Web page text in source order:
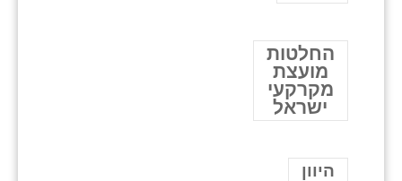
החלטות
מועצת
מקרקעי
ישראל
היוון